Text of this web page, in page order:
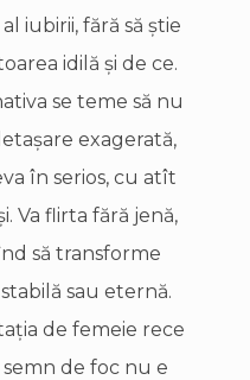
iubirii, fără să ştie
idilă şi de ce.
se teme să nu
exagerată,
în serios, cu atît
Va flirta fără jenă,
să transforme
sau eternă.
de femeie rece
de foc nu e